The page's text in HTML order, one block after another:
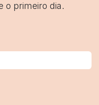
o primeiro dia.